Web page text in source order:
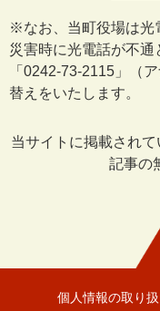
※なお、当町役場は光
災害時に光電話が不
「0242-73-2115」（
替えをいたします。
当サイトに掲載され
記事の
個人情報の取り